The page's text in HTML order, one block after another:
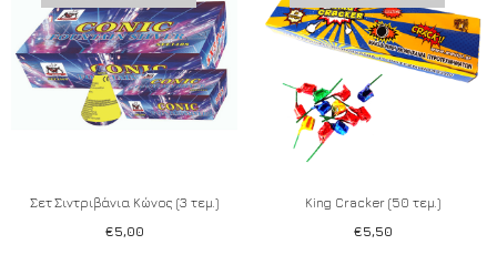
Add to wishlist Add to wishlist
Σετ Σιντριβάνια Κώνος (3 τεμ.)
€5,00
King Cracker (50 τεμ.)
€5,50